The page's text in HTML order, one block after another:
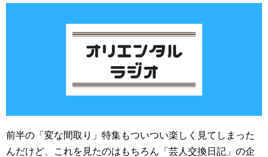
前半の「変な間取り」特集もついつい楽しく見てしまった
んだけど、これを見たのはもちろん「芸人交換日記」の企